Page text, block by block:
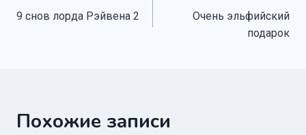
по
9 снов лорда Рэйвена 2
Очень эльфийский
подарок
Похожие записи